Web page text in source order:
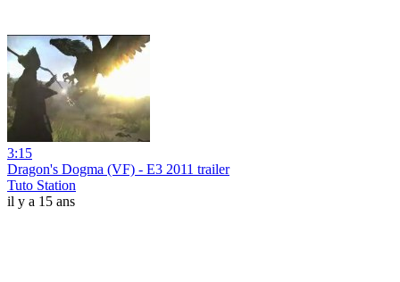
3:15
Dragon's Dogma (VF) - E3 2011 trailer
Tuto Station
il y a 15 ans